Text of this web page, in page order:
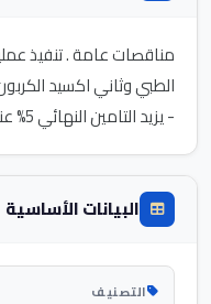
مناقصات عامة . تنفيذ
- يزيد التامين النهائي 5% عند الرسو
البيانات الأساسية
التصنيف